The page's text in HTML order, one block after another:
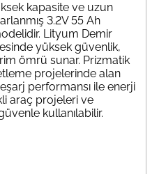
kapasite ve uzun
3.2V 55 Ah
Lityum Demir
yüksek güvenlik,
ömrü sunar. Prizmatik
projelerinde alan
performansı ile enerji
araç projeleri ve
kullanılabilir.